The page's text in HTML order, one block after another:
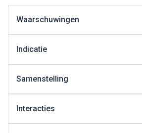
Waarschuwingen
Indicatie
Samenstelling
Interacties